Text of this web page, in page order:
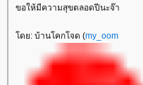
ขอให้มีความสุขตลอดปีนะจ๊า
ดย: บ้านโคกโจด (my_oom